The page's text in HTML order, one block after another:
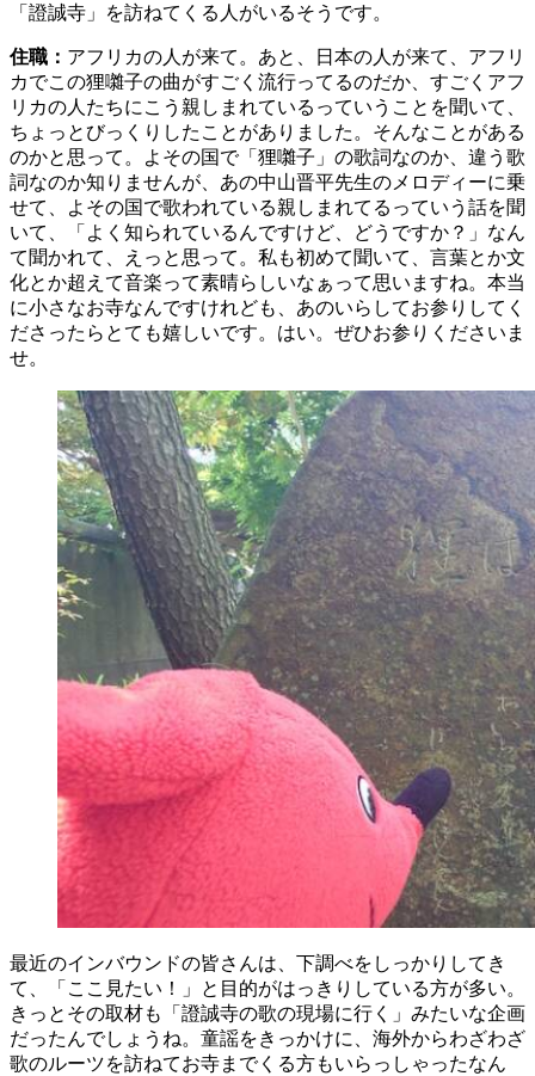
「證誠寺」を訪ねてくる人がいるそうです。
住職： アフリカの人が来て。あと、日本の人が来て、アフリ
カでこの狸囃子の曲がすごく流行ってるのだか、すごくアフ
リカの人たちにこう親しまれているっていうことを聞いて、
ちょっとびっくりしたことがありました。そんなことがある
のかと思って。よその国で「狸囃子」の歌詞なのか、違う歌
詞なのか知りませんが、あの中山晋平先生のメロディーに乗
せて、よその国で歌われている親しまれてるっていう話を聞
いて、「よく知られているんですけど、どうですか？」なん
て聞かれて、えっと思って。私も初めて聞いて、言葉とか文
化とか超えて音楽って素晴らしいなぁって思いますね。本当
に小さなお寺なんですけれども、あのいらしてお参りしてく
ださったらとても嬉しいです。はい。ぜひお参りくださいま
せ。
最近のインバウンドの皆さんは、下調べをしっかりしてき
て、「ここ見たい！」と目的がはっきりしている方が多い。
きっとその取材も「證誠寺の歌の現場に行く」みたいな企画
だったんでしょうね。童謡をきっかけに、海外からわざわざ
歌のルーツを訪ねてお寺までくる方もいらっしゃったなん